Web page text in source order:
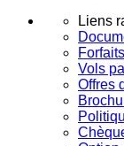
Liens
Vols
Offres